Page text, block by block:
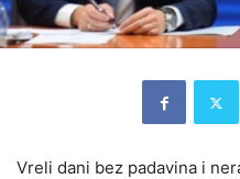
Vreli dani bez padavina i